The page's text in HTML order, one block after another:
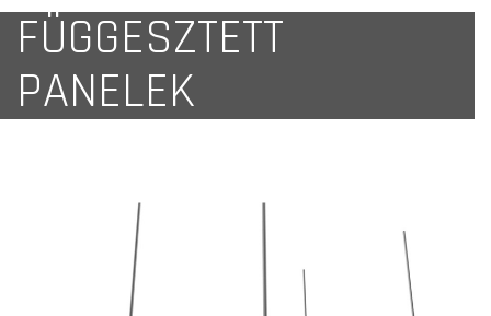
FÜGGESZTETT
PANELEK